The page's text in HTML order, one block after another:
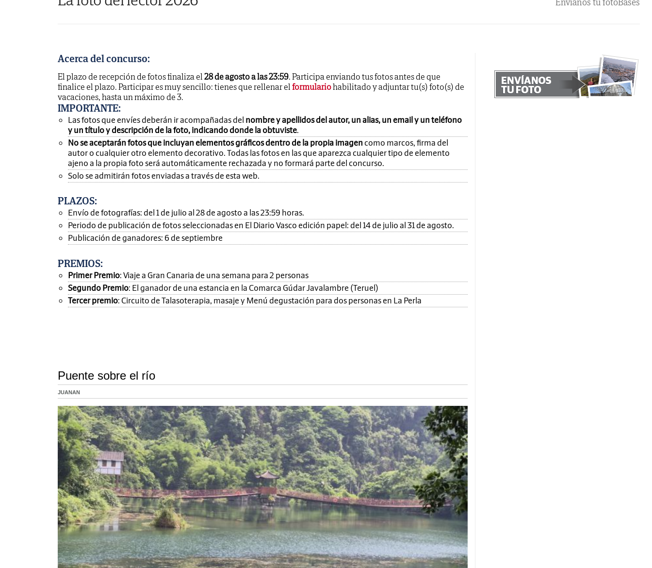
Envíanos tu fotoBases
Acerca del concurso:
El plazo de recepción de fotos finaliza el28 de agosto a las 23:59. Participa enviando tus fotos antes de que
finalice el plazo. Participar es muy sencillo: tienes que rellenar elformulariohabilitado y adjuntar tu(s) foto(s) de
vacaciones, hasta un máximo de 3.
IMPORTANTE:
Las fotos que envíes deberán ir acompañadas del nombre y apellidos del autor, un alias, un email y un teléfono
y un título y descripción de la foto, indicando donde la obtuviste.
No se aceptarán fotos que incluyan elementos gráficos dentro de la propia imagen como marcos, firma del
autor o cualquier otro elemento decorativo. Todas las fotos en las que aparezca cualquier tipo de elemento
ajeno a la propia foto será automáticamente rechazada y no formará parte del concurso.
Solo se admitirán fotos enviadas a través de esta web.
PLAZOS:
Envío de fotografías: del 1 de julio al 28 de agosto a las 23:59 horas.
Periodo de publicación de fotos seleccionadas en El Diario Vasco edición papel: del 14 de julio al 31 de agosto.
Publicación de ganadores: 6 de septiembre
PREMIOS:
Primer Premio: Viaje a Gran Canaria de una semana para 2 personas
Segundo Premio: El ganador de una estancia en la Comarca Gúdar Javalambre (Teruel)
Tercer premio: Circuito de Talasoterapia, masaje y Menú degustación para dos personas en La Perla
Puente sobre el río
JUANAN